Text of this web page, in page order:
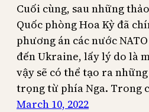
Cuối cùng, sau những
Quốc phòng Hoa Kỳ đã
phương án các nước
đến Ukraine, lấy lý do là
vậy sẽ có thể tạo ra
trọng từ phía Nga. Trong
March 10, 2022